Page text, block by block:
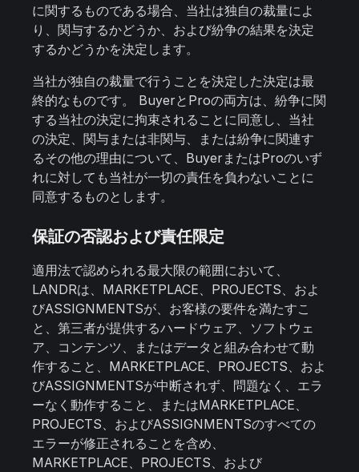
に関するものである場合、当社は独自の裁量によ
り、関与するかどうか、および紛争の結果を決定
するかどうかを決定します。
当社が独自の裁量で行うことを決定した決定は最
終的なものです。 BuyerとProの両方は、紛争に関
する当社の決定に拘束されることに同意し、当社
の決定、関与または非関与、または紛争に関連す
るその他の理由について、BuyerまたはProのいず
れに対しても当社が一切の責任を負わないことに
同意するものとします。
保証の否認および責任限定
適用法で認められる最大限の範囲において、
LANDRは、MARKETPLACE、PROJECTS、およ
びASSIGNMENTSが、お客様の要件を満たすこ
と、第三者が提供するハードウェア、ソフトウェ
ア、コンテンツ、またはデータと組み合わせて動
作すること、MARKETPLACE、PROJECTS、およ
びASSIGNMENTSが中断されず、問題なく、エラ
ーなく動作すること、またはMARKETPLACE、
PROJECTS、およびASSIGNMENTSのすべての
エラーが修正されることを含め、
MARKETPLACE、PROJECTS、および